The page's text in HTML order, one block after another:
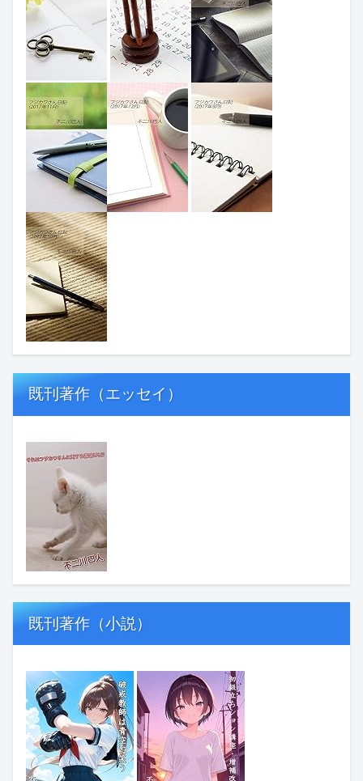
既刊著作（エッセイ）
既刊著作（小説）